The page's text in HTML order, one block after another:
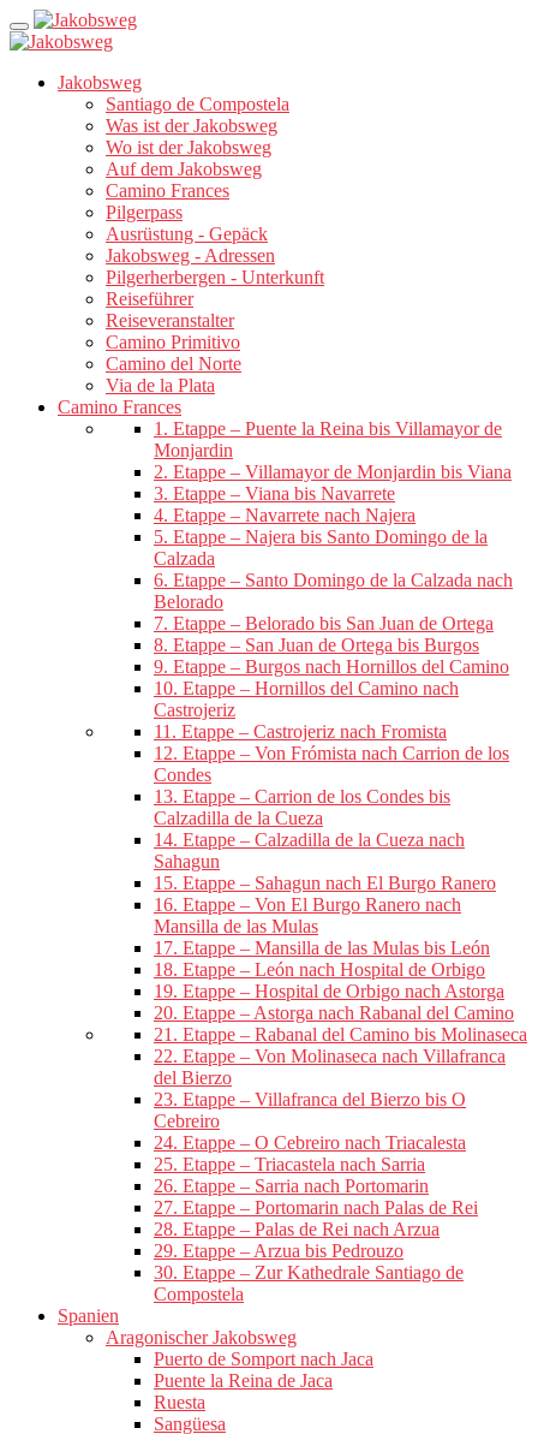
Jakobsweg
Santiago de Compostela
Was ist der Jakobsweg
Wo ist der Jakobsweg
Auf dem Jakobsweg
Camino Frances
Pilgerpass
Ausrüstung - Gepäck
Jakobsweg - Adressen
Pilgerherbergen - Unterkunft
Reiseführer
Reiseveranstalter
Camino Primitivo
Camino del Norte
Via de la Plata
Camino Frances
1. Etappe – Puente la Reina bis Villamayor de
Monjardin
2. Etappe – Villamayor de Monjardin bis Viana
3. Etappe – Viana bis Navarrete
4. Etappe – Navarrete nach Najera
5. Etappe – Najera bis Santo Domingo de la
Calzada
6. Etappe – Santo Domingo de la Calzada nach
Belorado
7. Etappe – Belorado bis San Juan de Ortega
8. Etappe – San Juan de Ortega bis Burgos
9. Etappe – Burgos nach Hornillos del Camino
10. Etappe – Hornillos del Camino nach
Castrojeriz
11. Etappe – Castrojeriz nach Fromista
12. Etappe – Von Frómista nach Carrion de los
Condes
13. Etappe – Carrion de los Condes bis
Calzadilla de la Cueza
14. Etappe – Calzadilla de la Cueza nach
Sahagun
15. Etappe – Sahagun nach El Burgo Ranero
16. Etappe – Von El Burgo Ranero nach
Mansilla de las Mulas
17. Etappe – Mansilla de las Mulas bis León
18. Etappe – León nach Hospital de Orbigo
19. Etappe – Hospital de Orbigo nach Astorga
20. Etappe – Astorga nach Rabanal del Camino
21. Etappe – Rabanal del Camino bis Molinaseca
22. Etappe – Von Molinaseca nach Villafranca
del Bierzo
23. Etappe – Villafranca del Bierzo bis O
Cebreiro
24. Etappe – O Cebreiro nach Triacalesta
25. Etappe – Triacastela nach Sarria
26. Etappe – Sarria nach Portomarin
27. Etappe – Portomarin nach Palas de Rei
28. Etappe – Palas de Rei nach Arzua
29. Etappe – Arzua bis Pedrouzo
30. Etappe – Zur Kathedrale Santiago de
Compostela
Spanien
Aragonischer Jakobsweg
Puerto de Somport nach Jaca
Puente la Reina de Jaca
Ruesta
Sangüesa